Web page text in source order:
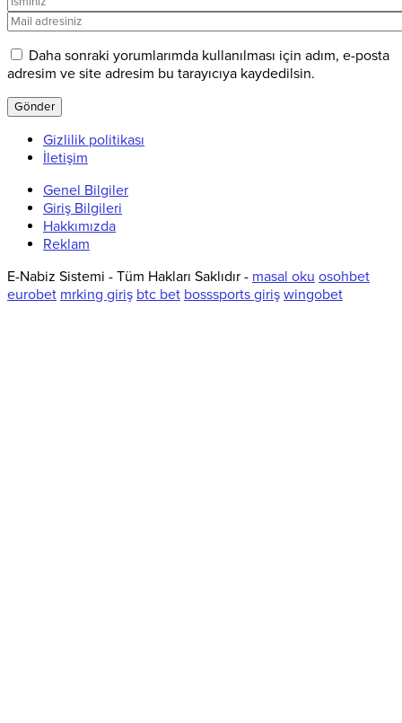
Daha sonraki yorumlarımda kullanılması için adım, e-posta
adresim ve site adresim bu tarayıcıya kaydedilsin.
Gizlilik politikası
İletişim
Genel Bilgiler
Giriş Bilgileri
Hakkımızda
Reklam
E-Nabiz Sistemi - Tüm Hakları Saklıdır - masal oku osohbet
eurobet mrking giriş btc bet bosssports giriş wingobet